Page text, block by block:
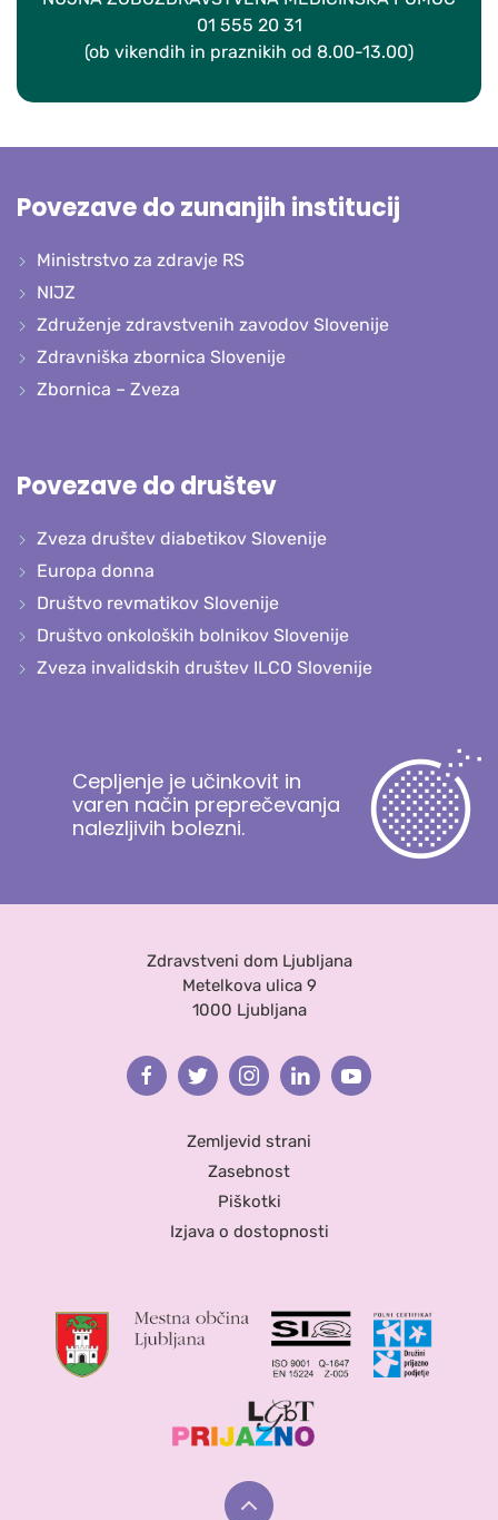
01 555 20 31
(ob vikendih in praznikih od 8.00-13.00)
Povezave do zunanjih institucij
Ministrstvo za zdravje RS
NIJZ
Združenje zdravstvenih zavodov Slovenije
Zdravniška zbornica Slovenije
Zbornica – Zveza
Povezave do društev
Zveza društev diabetikov Slovenije
Europa donna
Društvo revmatikov Slovenije
Društvo onkoloških bolnikov Slovenije
Zveza invalidskih društev ILCO Slovenije
Cepljenje je učinkovit in
varen način preprečevanja
nalezljivih bolezni.
Zdravstveni dom Ljubljana
Metelkova ulica 9
1000 Ljubljana
FacebookTwitterInstagramLinkedinYoutube
Zemljevid strani
Zasebnost
Piškotki
Izjava o dostopnosti